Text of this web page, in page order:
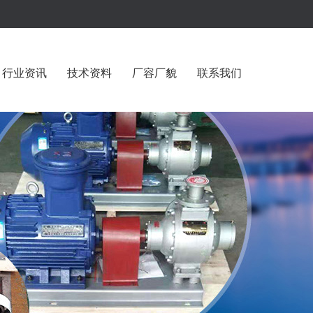
行业资讯 技术资料 厂容厂貌 联系我们